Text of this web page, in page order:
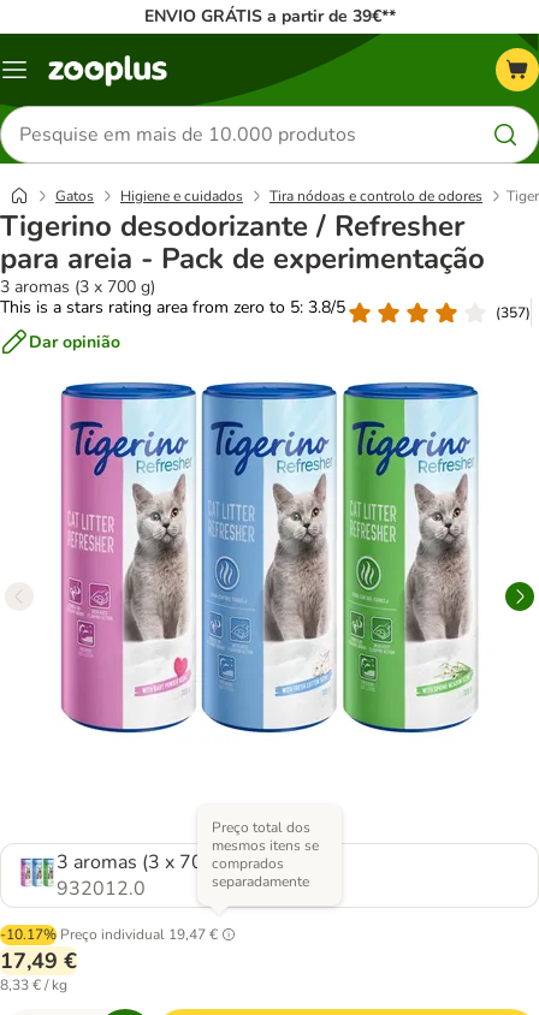
ENVIO GRÁTIS a partir de 39€**
Menu
Pesquisar
produtos
Gatos Higiene e cuidados Tira nódoas e controlo de odores
Tigerino desodorizante / Refresher
para areia - Pack de experimentação
3 aromas (3 x 700 g)
This is a stars rating area from zero to 5: 3.8/5
(357)
Dar opinião
3 aromas (3 x 700 g)
932012.0
-10.17% Preço individual 19,47 €
Preço total dos
mesmos itens se
comprados
separadamente
17,49 €
8,33 € / kg